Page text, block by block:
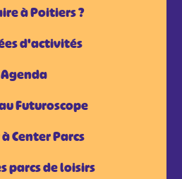
à Poitiers ?
d'activités
Agenda
Futuroscope
Center Parcs
parcs de loisirs